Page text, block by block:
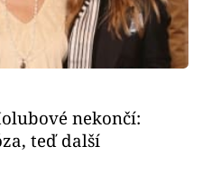
nekončí:
teď další